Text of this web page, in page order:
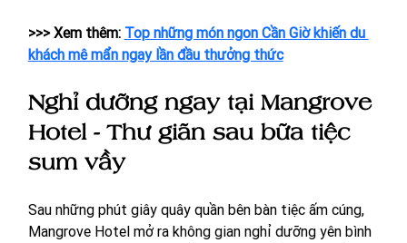
>>> Xem thêm: Top những món ngon Cần Giờ khiến du
khách mê mẩn ngay lần đầu thưởng thức
Nghỉ dưỡng ngay tại Mangrove
Hotel - Thư giãn sau bữa tiệc
sum vầy
Sau những phút giây quây quần bên bàn tiệc ấm cúng,
Mangrove Hotel mở ra không gian nghỉ dưỡng yên bình